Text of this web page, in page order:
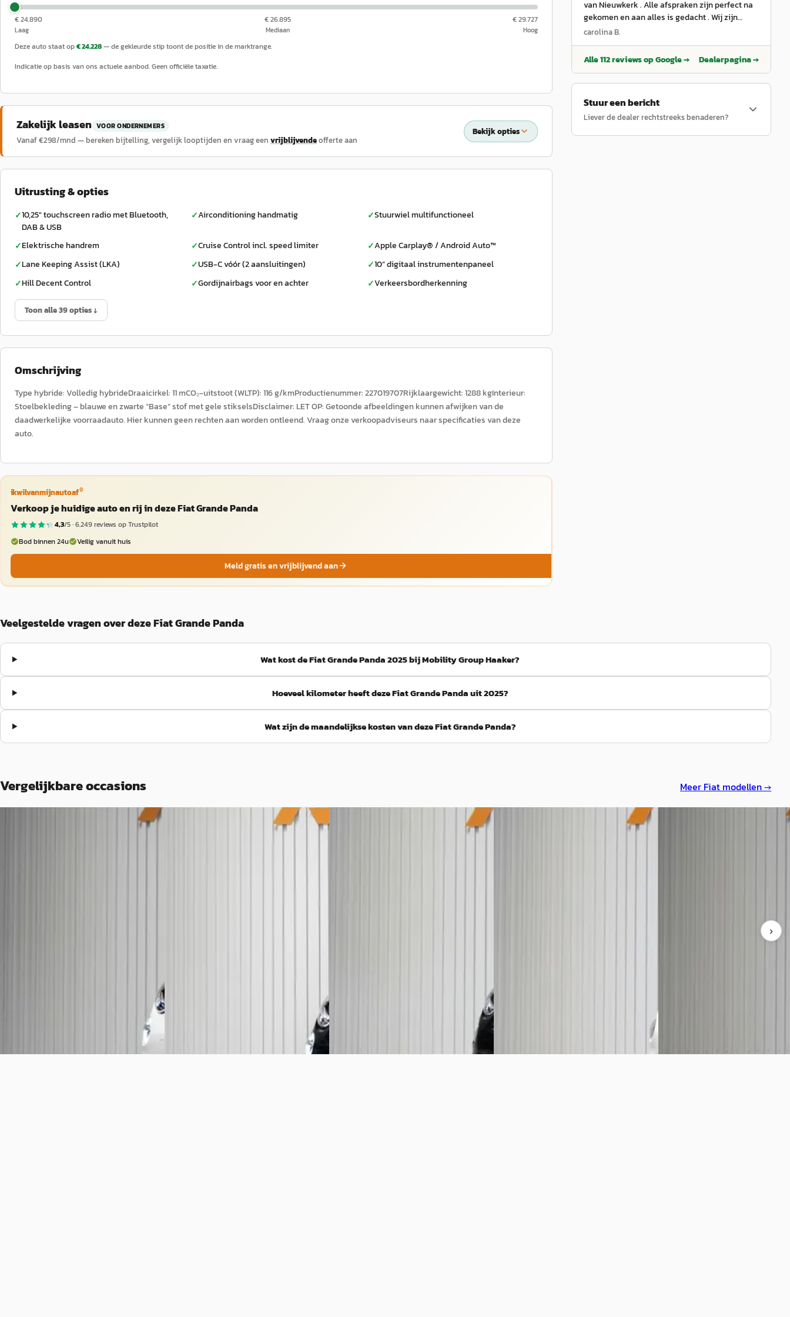
€ 24.890
Laag
€ 26.895
Mediaan
€ 29.727
Hoog
Deze auto staat op€ 24.228— de gekleurde stip toont de positie in de marktrange.
Indicatie op basis van ons actuele aanbod. Geen officiële taxatie.
Zakelijk leasen VOOR ONDERNEMERS
Vanaf €298/mnd — bereken bijtelling, vergelijk looptijden en vraag een vrijblijvendeofferte aan
Bekijk opties
Uitrusting & opties
✓10,25" touchscreen radio met Bluetooth,
DAB & USB
✓Airconditioning handmatig ✓Stuurwiel multifunctioneel
✓Elektrische handrem ✓Cruise Control incl. speed limiter ✓Apple Carplay® / Android Auto™
✓Lane Keeping Assist (LKA) ✓USB-C vóór (2 aansluitingen) ✓10” digitaal instrumentenpaneel
✓Hill Decent Control ✓Gordijnairbags voor en achter ✓Verkeersbordherkenning
Toon alle 39 opties ↓
Omschrijving
Type hybride: Volledig hybrideDraaicirkel: 11 mCO₂-uitstoot (WLTP): 116 g/kmProductienummer: 227019707Rijklaargewicht: 1288 kgInterieur:
Stoelbekleding – blauwe en zwarte “Base” stof met gele stikselsDisclaimer: LET OP: Getoonde afbeeldingen kunnen afwijken van de
daadwerkelijke voorraadauto. Hier kunnen geen rechten aan worden ontleend. Vraag onze verkoopadviseurs naar specificaties van deze
auto.
ikwilvanmijnautoaf®
Verkoop je huidige auto en rij in deze Fiat Grande Panda
4,3/5 ·6.249reviews op Trustpilot
Bod binnen 24u
Veilig vanuit huis
Meld gratis en vrijblijvend aan
Nieuwkerk
van Nieuwkerk . Alle afspraken zijn perfect na
gekomen en aan alles is gedacht . Wij zijn
ontzettend blij met onze Grande Panda E . En
goed aan . Familie Simonini
carolina B.
Alle112reviews op Google → Dealerpagina →
Stuur een bericht
Liever de dealer rechtstreeks benaderen?
Veelgestelde vragen over deze Fiat Grande Panda
Wat kost de Fiat Grande Panda 2025 bij Mobility Group Haaker?
Hoeveel kilometer heeft deze Fiat Grande Panda uit 2025?
Wat zijn de maandelijkse kosten van deze Fiat Grande Panda?
Vergelijkbare occasions Meer Fiat modellen →
2021 · 21.090 km · Benzine ·›